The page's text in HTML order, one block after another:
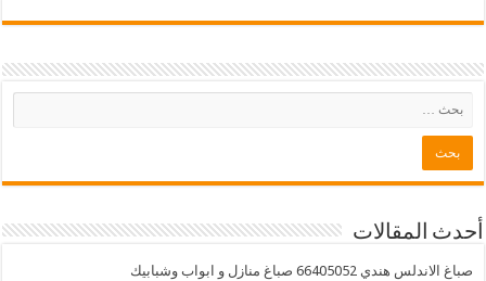
أحدث المقالات
صباغ الاندلس هندي 66405052 صباغ منازل و ابواب وشبابيك